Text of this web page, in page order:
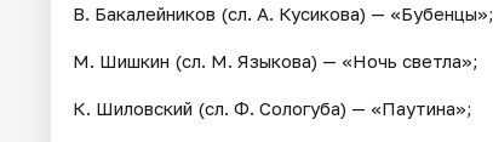
В. Бакалейников (сл. А. Кусикова) — «Бубенцы»;
М. Шишкин (сл. М. Языкова) — «Ночь светла»;
К. Шиловский (сл. Ф. Сологуба) — «Паутина»;